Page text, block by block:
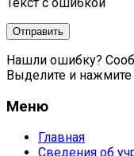
Нашли ошибку?
Выделите и нажмите
Меню
Главная
Сведения об